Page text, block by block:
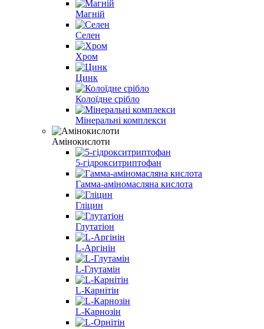
Магній
Селен
Хром
Цинк
Колоїдне срібло
Мінеральні комплекси
Амінокислоти
5-гідрокситриптофан
Гамма-аміномасляна кислота
Гліцин
Глутатіон
L-Аргінін
L-Глутамін
L-Карнітін
L-Карнозін